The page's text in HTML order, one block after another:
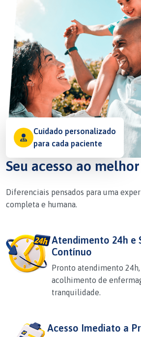
Seu acesso ao
Diferenciais pensados para uma
completa e humana.
Atendimento 24h e
Contínuo
Pronto atendimento
acolhimento de
tranquilidade.
Acesso Imediato a
Cuidado personalizado
para cada paciente